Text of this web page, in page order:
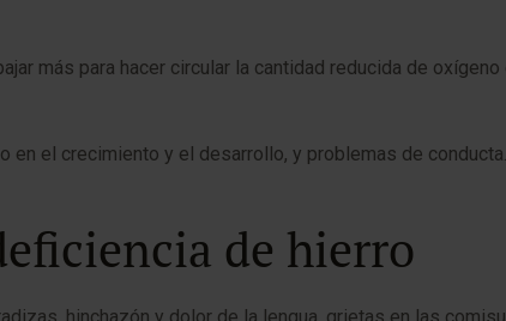
más para hacer circular la cantidad reducida de
el crecimiento y el desarrollo, y problemas de conducta.
de hierro